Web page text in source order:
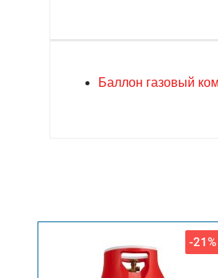
Баллон газовый
-21%